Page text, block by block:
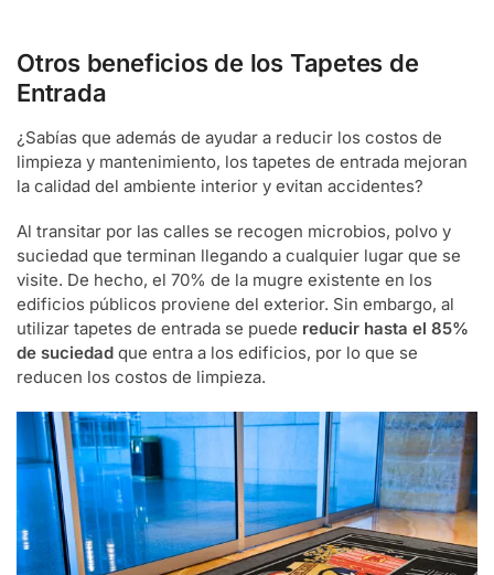
Otros beneficios de los Tapetes de
Entrada
¿Sabías que además de ayudar a reducir los costos de
limpieza y mantenimiento, los tapetes de entrada mejoran
la calidad del ambiente interior y evitan accidentes?
Al transitar por las calles se recogen microbios, polvo y
suciedad que terminan llegando a cualquier lugar que se
visite. De hecho, el 70% de la mugre existente en los
edificios públicos proviene del exterior. Sin embargo, al
utilizar tapetes de entrada se puede reducir hasta el 85%
de suciedad que entra a los edificios, por lo que se
reducen los costos de limpieza.